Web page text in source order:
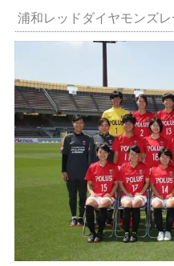
浦和レッドダイヤモンズ